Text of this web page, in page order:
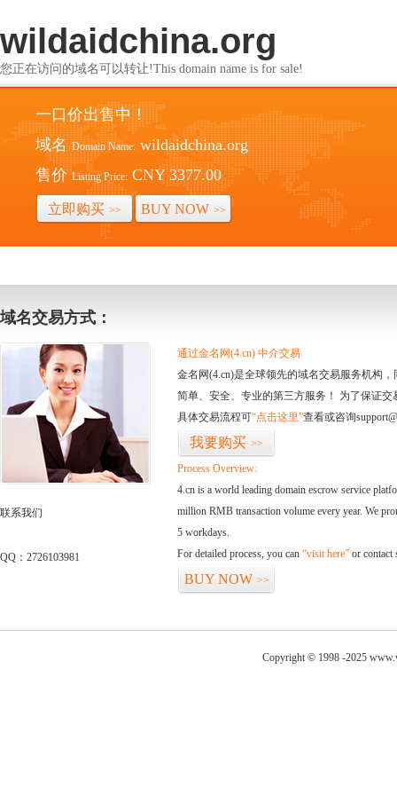
wildaidchina.org
您正在访问的域名可以转让!This domain name is for sale!
一口价出售中！
域名 Domain Name: wildaidchina.org
售价 Listing Price: CNY 3377.00
立即购买 >> BUY NOW >>
域名交易方式：
联系我们
QQ：2726103981
通过金名网(4.cn) 中介交易
金名网(4.cn)是全球领先的域名交易服务机构
简单、安全、专业的第三方服务！ 为了保证
具体交易流程可“点击这里”查看或咨询
我要购买 >>
Process Overview:
4.cn is a world leading domain escrow service
million RMB transaction volume every year. We
5 workdays.
For detailed process, you can “visit here” or contact
BUY NOW >>
Copyright © 1998 -2025